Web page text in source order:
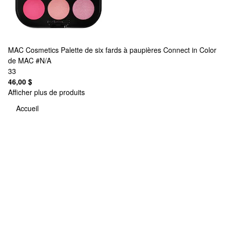
MAC Cosmetics Palette de six fards à paupières Connect in Color
de MAC #N/A
33
46,00 $
Afficher plus de produits
Accueil